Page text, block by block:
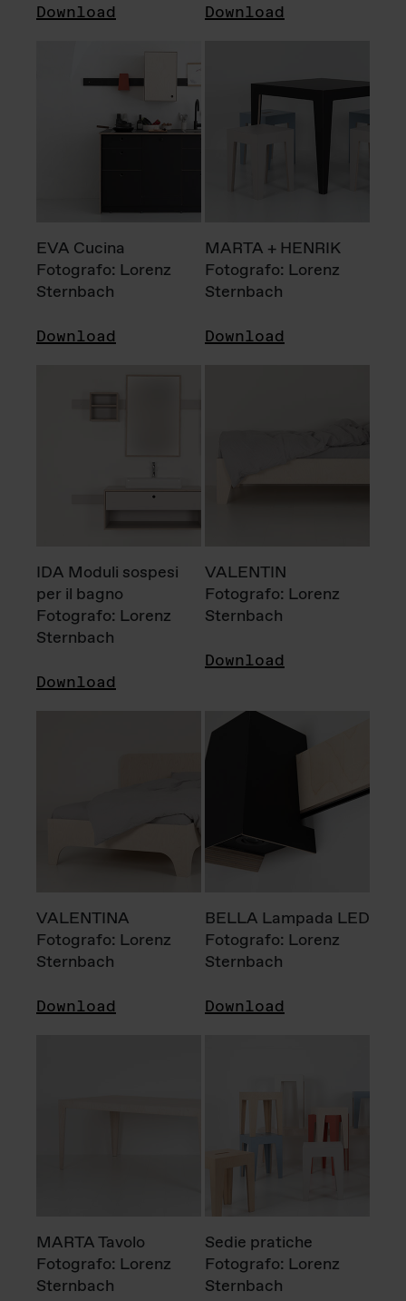
Download Download
EVA Cucina
Fotografo: Lorenz
Sternbach
Download
MARTA + HENRIK
Fotografo: Lorenz
Sternbach
Download
IDA Moduli sospesi
per il bagno
Fotografo: Lorenz
Sternbach
Download
VALENTIN
Fotografo: Lorenz
Sternbach
Download
VALENTINA
Fotografo: Lorenz
Sternbach
Download
BELLA Lampada LED
Fotografo: Lorenz
Sternbach
Download
MARTA Tavolo
Fotografo: Lorenz
Sternbach
Sedie pratiche
Fotografo: Lorenz
Sternbach